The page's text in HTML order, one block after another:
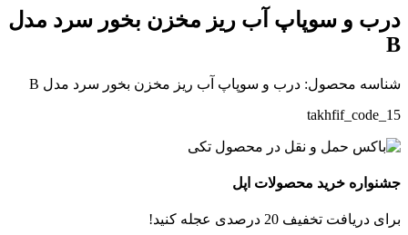
درب و سوپاپ آب ریز مخزن بخور سرد مدل
B
شناسه محصول: درب و سوپاپ آب ریز مخزن بخور سرد مدل B
takhfif_code_15
جشنواره خرید محصولات اپل
برای دریافت تخفیف 20 درصدی عجله کنید!